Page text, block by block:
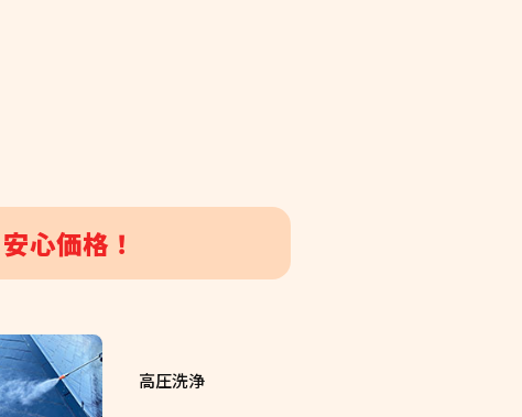
安心価格！
高圧洗浄